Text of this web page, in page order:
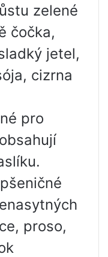
zelené
čočka,
jetel,
cizrna
pro
proso,